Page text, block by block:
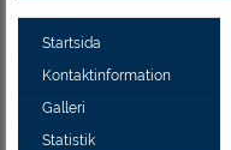
Startsida
Kontaktinformation
Galleri
Statistik